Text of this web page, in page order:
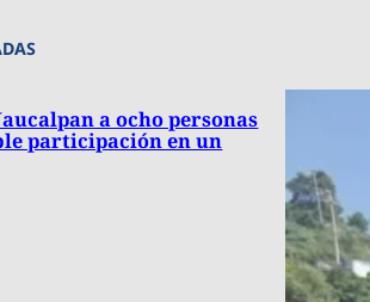
a ocho personas
participación en un